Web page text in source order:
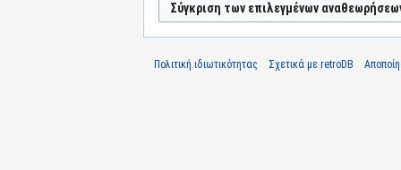
Πολιτική ιδιωτικότητας Σχετικά με retroDB